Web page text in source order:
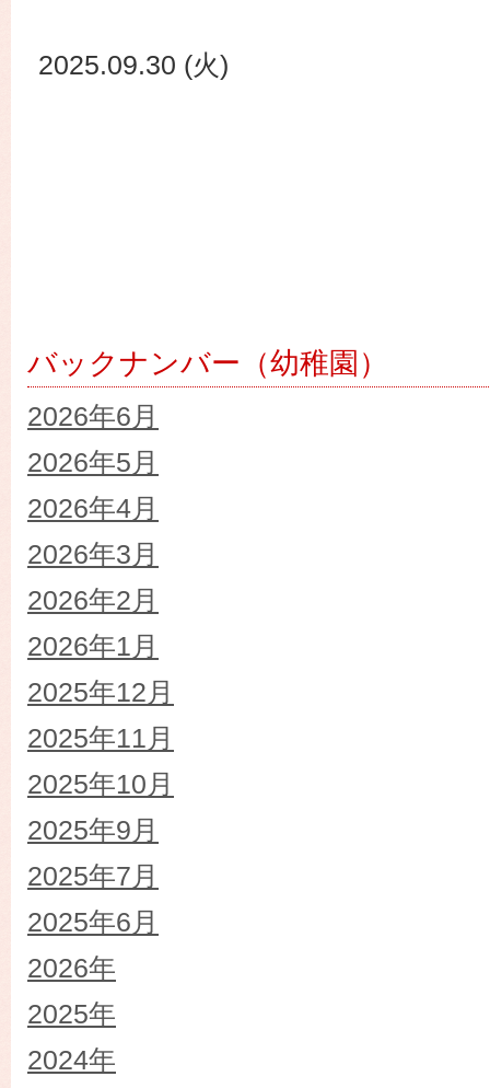
2025.09.30 (火)
バックナンバー（幼稚園）
2026年6月
2026年5月
2026年4月
2026年3月
2026年2月
2026年1月
2025年12月
2025年11月
2025年10月
2025年9月
2025年7月
2025年6月
2026年
2025年
2024年